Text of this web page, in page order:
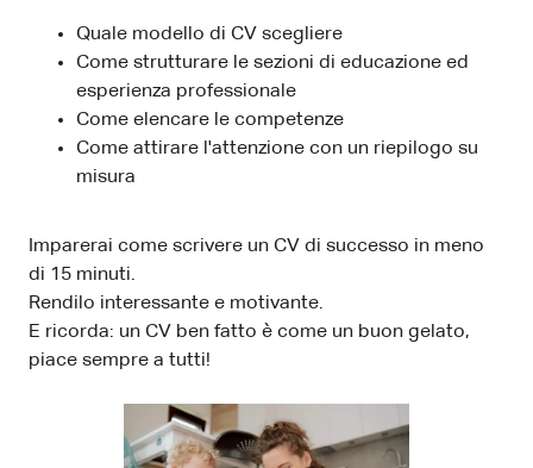
Quale modello di CV scegliere
Come strutturare le sezioni di educazione ed
esperienza professionale
Come elencare le competenze
Come attirare l'attenzione con un riepilogo su
misura
Imparerai come scrivere un CV di successo in meno
di 15 minuti.
Rendilo interessante e motivante.
E ricorda: un CV ben fatto è come un buon gelato,
piace sempre a tutti!